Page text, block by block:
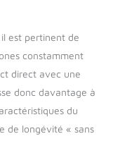
est pertinent de
constamment
direct avec une
donc davantage à
du
de longévité « sans